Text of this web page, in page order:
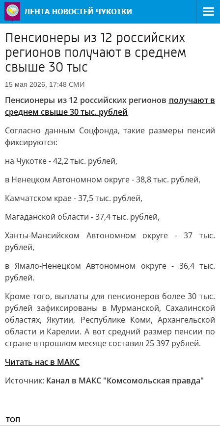
Пенсионеры из 12 российских
регионов получают в среднем
свыше 30 тыс
15 мая 2026, 17:48 СМИ
Пенсионеры из 12 российских регионов получают в
среднем свыше 30 тыс. рублей
Согласно данным Соцфонда, такие размеры пенсий
фиксируются:
на Чукотке - 42,2 тыс. рублей,
в Ненецком Автономном округе - 38,8 тыс. рублей,
Камчатском крае - 37,5 тыс. рублей,
Магаданской области - 37,4 тыс. рублей,
Ханты-Мансийском Автономном округе - 37 тыс.
рублей,
в Ямало-Ненецком Автономном округе - 36,4 тыс.
рублей.
Кроме того, выплаты для пенсионеров более 30 тыс.
рублей зафиксированы в Мурманской, Сахалинской
областях, Якутии, Республике Коми, Архангельской
области и Карелии. А вот средний размер пенсии по
стране в прошлом месяце составил 25 397 рублей.
Читать нас в MAКС
Источник: Канал в МАКС "Комсомольская правда"
ТОП